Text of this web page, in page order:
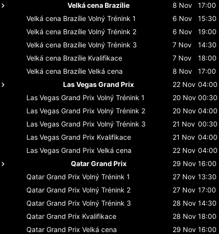
Velká cena Brazílie
8 Nov
17:00
Velká cena Brazílie Volný Trénink 1 6 Nov
15:30
Velká cena Brazílie Volný Trénink 2 6 Nov
19:00
Velká cena Brazílie Volný Trénink 3 7 Nov
14:30
Velká cena Brazílie Kvalifikace 7 Nov
18:00
Velká cena Brazílie Velká cena 8 Nov
17:00
Las Vegas Grand Prix
22 Nov 04:00
Las Vegas Grand Prix Volný Trénink 1 20 Nov 00:30
Las Vegas Grand Prix Volný Trénink 2 20 Nov 04:00
Las Vegas Grand Prix Volný Trénink 3 21 Nov 00:30
Las Vegas Grand Prix Kvalifikace 21 Nov 04:00
Las Vegas Grand Prix Velká cena 22 Nov 04:00
Qatar Grand Prix
29 Nov 16:00
Qatar Grand Prix Volný Trénink 1 27 Nov 13:30
Qatar Grand Prix Volný Trénink 2 27 Nov 17:00
Qatar Grand Prix Volný Trénink 3 28 Nov 14:30
Qatar Grand Prix Kvalifikace 28 Nov 18:00
Qatar Grand Prix Velká cena 29 Nov 16:00